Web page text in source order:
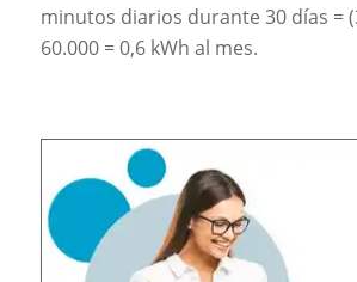
minutos diarios durante 30 días =
60.000 = 0,6 kWh al mes.